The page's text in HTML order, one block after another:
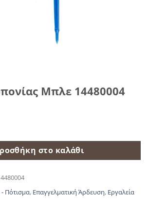
Μπλε 14480004
Μπλε 14480004 ποσότητα
στο καλάθι
Πότισμα, Επαγγελματική Άρδευση, Εργαλεία